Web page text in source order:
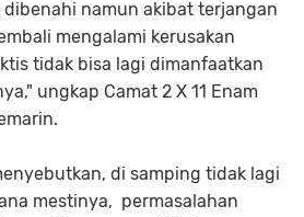
namun akibat terjangan
mengalami kerusakan
tidak bisa lagi dimanfaatkan
ungkap Camat 2 X 11 Enam
di samping tidak lagi
mestinya, permasalahan